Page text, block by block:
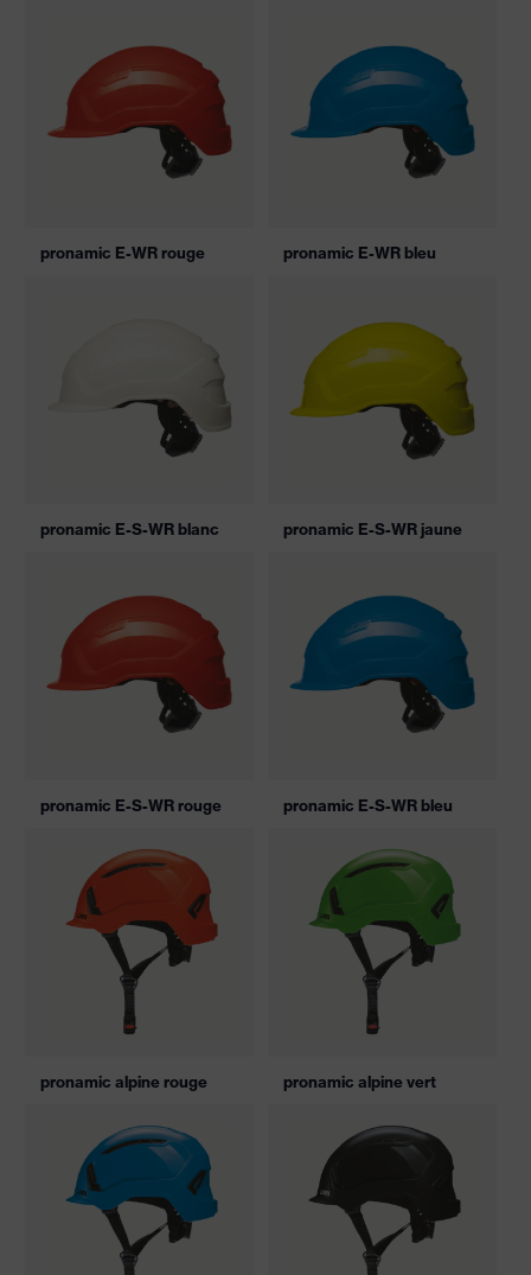
pronamic E-WR rouge pronamic E-WR bleu
pronamic E-S-WR blanc pronamic E-S-WR jaune
pronamic E-S-WR rouge pronamic E-S-WR bleu
pronamic alpine rouge pronamic alpine vert